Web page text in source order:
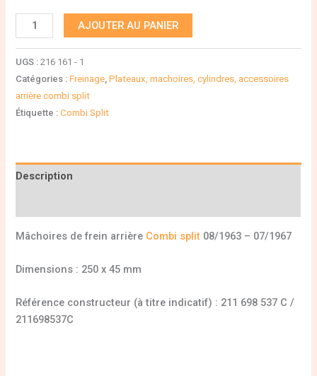
AJOUTER AU PANIER
UGS :216 161 - 1
Catégories :Freinage ,Plateaux, machoires, cylindres, accessoires
arrière combi split
Étiquette :Combi Split
Description
Mâchoires de frein arrière Combi split 08/1963 – 07/1967
Dimensions : 250 x 45 mm
Référence constructeur (à titre indicatif) : 211 698 537 C /
211698537C